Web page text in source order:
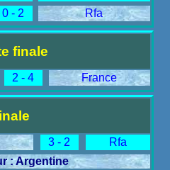
0 - 2 Rfa
finale
2 - 4 France
3 - 2
Rfa
: Argentine